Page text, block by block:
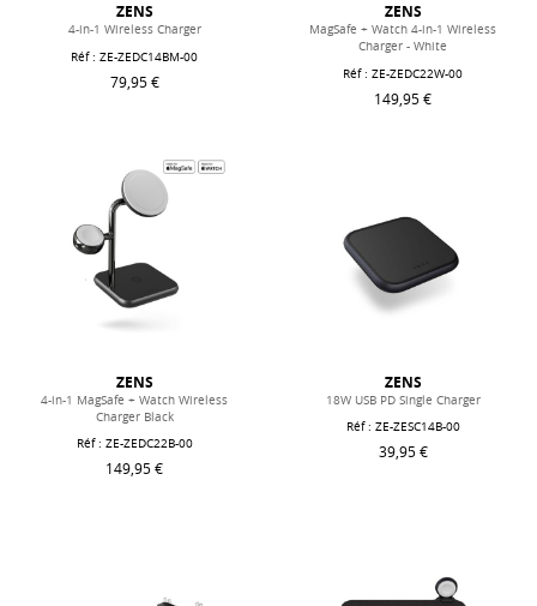
ZENS
4-in-1 Wireless Charger
Réf : ZE-ZEDC14BM-00
79,95 €
ZENS
MagSafe + Watch 4-in-1 Wireless
Charger - White
Réf : ZE-ZEDC22W-00
149,95 €
ZENS
4-in-1 MagSafe + Watch Wireless
Charger Black
Réf : ZE-ZEDC22B-00
149,95 €
ZENS
18W USB PD Single Charger
Réf : ZE-ZESC14B-00
39,95 €